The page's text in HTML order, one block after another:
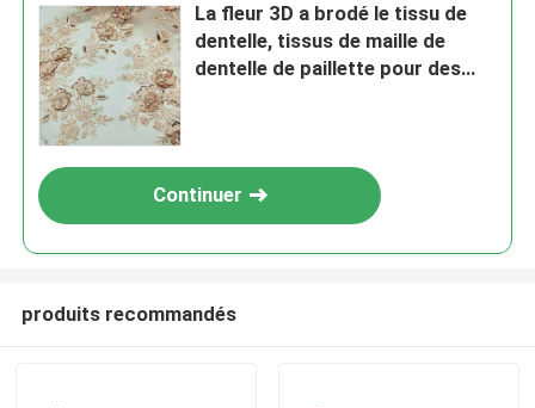
La fleur 3D a brodé le tissu de
dentelle, tissus de maille de
dentelle de paillette pour des
Continuer
produits recommandés